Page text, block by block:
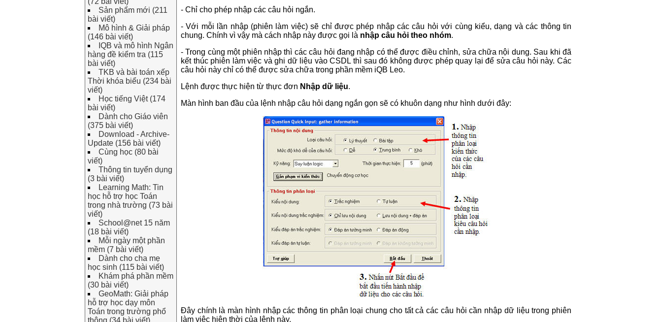
Sản phẩm mới (211
bài viết)
Mô hình & Giải pháp
(146 bài viết)
IQB và mô hình Ngân
hàng đề kiểm tra (115
bài viết)
TKB và bài toán xếp
Thời khóa biểu (234 bài
viết)
Học tiếng Việt (174
bài viết)
Dành cho Giáo viên
(375 bài viết)
Download - Archive-
Update (156 bài viết)
Cùng học (80 bài
viết)
Thông tin tuyển dụng
(3 bài viết)
Learning Math: Tin
học hỗ trợ học Toán
trong nhà trường (73 bài
viết)
School@net 15 năm
(18 bài viết)
Mỗi ngày một phần
mềm (7 bài viết)
Dành cho cha mẹ
học sinh (115 bài viết)
Khám phá phần mềm
(30 bài viết)
GeoMath: Giải pháp
hỗ trợ học dạy môn
Toán trong trường phổ
thông (34 bài viết)
- Chỉ cho phép nhập các câu hỏi ngắn.
- Với mỗi lần nhập (phiên làm việc) sẽ chỉ được phép nhập các câu hỏi với cùng kiểu, dạng và các thông tin
chung. Chính vì vậy mà cách nhập này được gọi là nhập câu hỏi theo nhóm.
- Trong cùng một phiên nhập thì các câu hỏi đang nhập có thể được điều chỉnh, sửa chữa nội dung. Sau khi đã
kết thúc phiên làm việc và ghi dữ liệu vào CSDL thì sau đó không được phép quay lại để sửa câu hỏi này. Các
câu hỏi này chỉ có thể được sửa chữa trong phần mềm iQB Leo.
Lệnh được thực hiện từ thực đơn Nhập dữ liệu.
Màn hình ban đầu của lệnh nhập câu hỏi dạng ngắn gọn sẽ có khuôn dạng như hình dưới đây:
Đây chính là màn hình nhập các thông tin phân loại chung cho tất cả các câu hỏi cần nhập dữ liệu trong phiên
làm việc hiện thời của lệnh này.